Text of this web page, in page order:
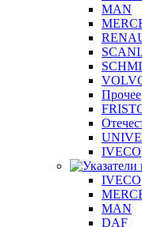
MAN
Прочее
IVECO
IVECO
MAN
DAF